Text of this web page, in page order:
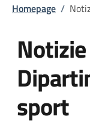
Homepage /
sport